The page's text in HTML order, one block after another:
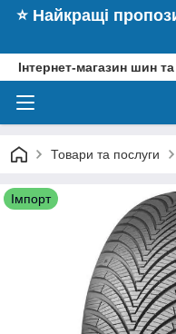
⭐️ Найкращі
Інтернет-магазин шин
Товари та послуги
Імпорт